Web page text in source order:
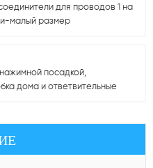
для проводов 1 на
малый размер
посадкой,
дома и ответвительные